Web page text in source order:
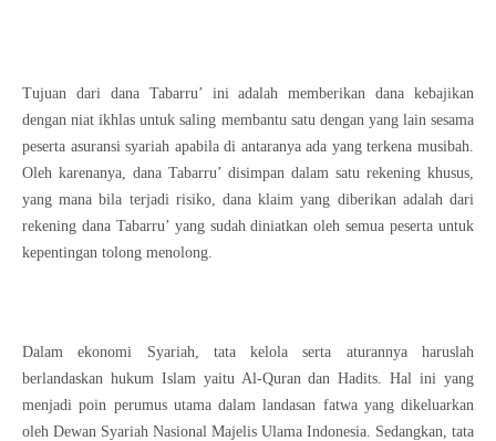
Tujuan dari dana Tabarru’ ini adalah memberikan dana kebajikan
dengan niat ikhlas untuk saling membantu satu dengan yang lain sesama
peserta asuransi syariah apabila di antaranya ada yang terkena musibah.
Oleh karenanya, dana Tabarru’ disimpan dalam satu rekening khusus,
yang mana bila terjadi risiko, dana klaim yang diberikan adalah dari
rekening dana Tabarru’ yang sudah diniatkan oleh semua peserta untuk
kepentingan tolong menolong.
Dalam ekonomi Syariah, tata kelola serta aturannya haruslah
berlandaskan hukum Islam yaitu Al-Quran dan Hadits. Hal ini yang
menjadi poin perumus utama dalam landasan fatwa yang dikeluarkan
oleh Dewan Syariah Nasional Majelis Ulama Indonesia. Sedangkan, tata